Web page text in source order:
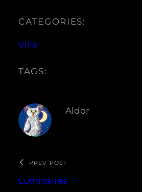
CATEGORIES:
Ville
TAGS:
Aldor
PREV POST
Luminaires